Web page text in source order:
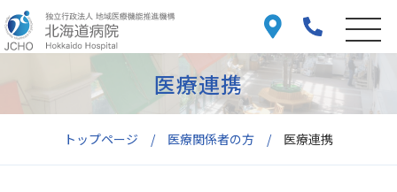
トップページ 医療関係者の方 医療連携
医療連携